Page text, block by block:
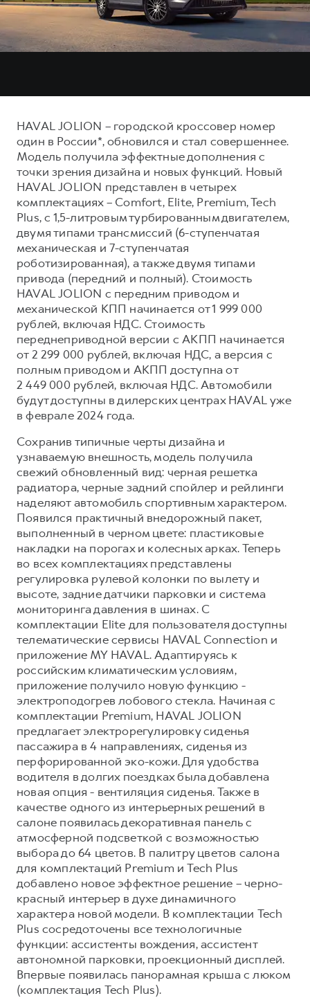
от 2 899 000 ₽ от 3 599 000 ₽
от 3 449 000 ₽
Тест-драйв
Трейд-ин
Страхование
Кредит
КОРПОРАТИВНЫМ КЛИЕНТАМ
Для малого бизнеса
Корпоративным клиентам
Крупным корпоративным клиентам
Система управления автопарком
Сервис для корпоративных клиентов
HAVAL Лизинг
АКСЕССУАРЫ HAVAL
Автомобильные аксессуары
Коллекция CITY
Коллекция Базовая
Коллекция Детская
СЕРВИСНОЕ ОБСЛУЖИВАНИЕ
Нулевое ТО
ПОДДЕРЖКА
GWM Безопасность
Гарантия HAVAL
Мобильное приложение GWM
Программа «HAVAL Защита+»
Руководства по эксплуатации
Подписки
АКСЕССУАРЫ HAVAL
Автомобильные аксессуары
Коллекция CITY
Коллекция Базовая
Коллекция Детская
О дилере
Наша команда
HAVAL JOLION – городской кроссовер номер
один в России*, обновился и стал совершеннее.
Модель получила эффектные дополнения с
точки зрения дизайна и новых функций. Новый
HAVAL JOLION представлен в четырех
комплектациях – Comfort, Elite, Premium, Tech
Plus, с 1,5-литровым турбированным двигателем,
двумя типами трансмиссий (6-ступенчатая
механическая и 7-ступенчатая
роботизированная), а также двумя типами
привода (передний и полный). Стоимость
HAVAL JOLION с передним приводом и
механической КПП начинается от 1 999 000
рублей, включая НДС. Стоимость
переднеприводной версии с АКПП начинается
от 2 299 000 рублей, включая НДС, а версия с
полным приводом и АКПП доступна от
2 449 000 рублей, включая НДС. Автомобили
будут доступны в дилерских центрах HAVAL уже
в феврале 2024 года.
Сохранив типичные черты дизайна и
узнаваемую внешность, модель получила
свежий обновленный вид: черная решетка
радиатора, черные задний спойлер и рейлинги
наделяют автомобиль спортивным характером.
Появился практичный внедорожный пакет,
выполненный в черном цвете: пластиковые
накладки на порогах и колесных арках. Теперь
во всех комплектациях представлены
регулировка рулевой колонки по вылету и
высоте, задние датчики парковки и система
мониторинга давления в шинах. С
комплектации Elite для пользователя доступны
телематические сервисы HAVAL Connection и
приложение MY HAVAL. Адаптируясь к
российским климатическим условиям,
приложение получило новую функцию -
электроподогрев лобового стекла. Начиная с
комплектации Premium, HAVAL JOLION
предлагает электрорегулировку сиденья
пассажира в 4 направлениях, сиденья из
перфорированной эко-кожи. Для удобства
водителя в долгих поездках была добавлена
новая опция - вентиляция сиденья. Также в
качестве одного из интерьерных решений в
салоне появилась декоративная панель с
атмосферной подсветкой с возможностью
выбора до 64 цветов. В палитру цветов салона
для комплектаций Premium и Tech Plus
добавлено новое эффектное решение – черно-
красный интерьер в духе динамичного
характера новой модели. В комплектации Tech
Plus сосредоточены все технологичные
функции: ассистенты вождения, ассистент
автономной парковки, проекционный дисплей.
Впервые появилась панорамная крыша с люком
(комплектация Tech Plus).